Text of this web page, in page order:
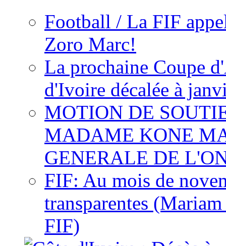
Football / La FIF
Zoro Marc!
La prochaine Coupe
d'Ivoire décalée à
MOTION DE
MADAME KONE
GENERALE DE
FIF: Au mois de
transparentes
FIF)